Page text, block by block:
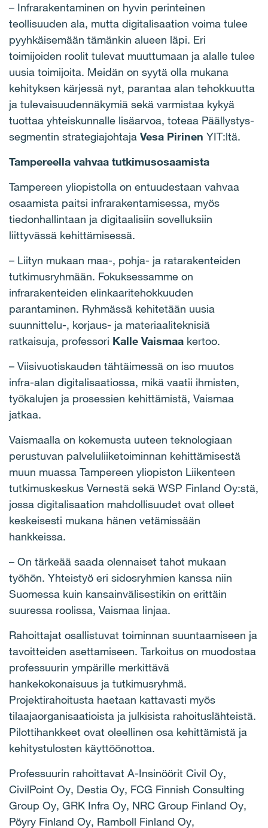
– Infrarakentaminen on hyvin perinteinen
teollisuuden ala, mutta digitalisaation voima tulee
pyyhkäisemään tämänkin alueen läpi. Eri
toimijoiden roolit tulevat muuttumaan ja alalle tulee
uusia toimijoita. Meidän on syytä olla mukana
kehityksen kärjessä nyt, parantaa alan tehokkuutta
ja tulevaisuudennäkymiä sekä varmistaa kykyä
tuottaa yhteiskunnalle lisäarvoa, toteaa Päällystys-
segmentin strategiajohtaja Vesa Pirinen YIT:ltä.
Tampereella vahvaa tutkimusosaamista
Tampereen yliopistolla on entuudestaan vahvaa
osaamista paitsi infrarakentamisessa, myös
tiedonhallintaan ja digitaalisiin sovelluksiin
liittyvässä kehittämisessä.
– Liityn mukaan maa-, pohja- ja ratarakenteiden
tutkimusryhmään. Fokuksessamme on
infrarakenteiden elinkaaritehokkuuden
parantaminen. Ryhmässä kehitetään uusia
suunnittelu-, korjaus- ja materiaaliteknisiä
ratkaisuja, professori Kalle Vaismaa kertoo.
– Viisivuotiskauden tähtäimessä on iso muutos
infra-alan digitalisaatiossa, mikä vaatii ihmisten,
työkalujen ja prosessien kehittämistä, Vaismaa
jatkaa.
Vaismaalla on kokemusta uuteen teknologiaan
perustuvan palveluliiketoiminnan kehittämisestä
muun muassa Tampereen yliopiston Liikenteen
tutkimuskeskus Vernestä sekä WSP Finland Oy:stä,
jossa digitalisaation mahdollisuudet ovat olleet
keskeisesti mukana hänen vetämissään
hankkeissa.
– On tärkeää saada olennaiset tahot mukaan
työhön. Yhteistyö eri sidosryhmien kanssa niin
Suomessa kuin kansainvälisestikin on erittäin
suuressa roolissa, Vaismaa linjaa.
Rahoittajat osallistuvat toiminnan suuntaamiseen ja
tavoitteiden asettamiseen. Tarkoitus on muodostaa
professuurin ympärille merkittävä
hankekokonaisuus ja tutkimusryhmä.
Projektirahoitusta haetaan kattavasti myös
tilaajaorganisaatioista ja julkisista rahoituslähteistä.
Pilottihankkeet ovat oleellinen osa kehittämistä ja
kehitystulosten käyttöönottoa.
Professuurin rahoittavat A-Insinöörit Civil Oy,
CivilPoint Oy, Destia Oy, FCG Finnish Consulting
Group Oy, GRK Infra Oy, NRC Group Finland Oy,
Pöyry Finland Oy, Ramboll Finland Oy,